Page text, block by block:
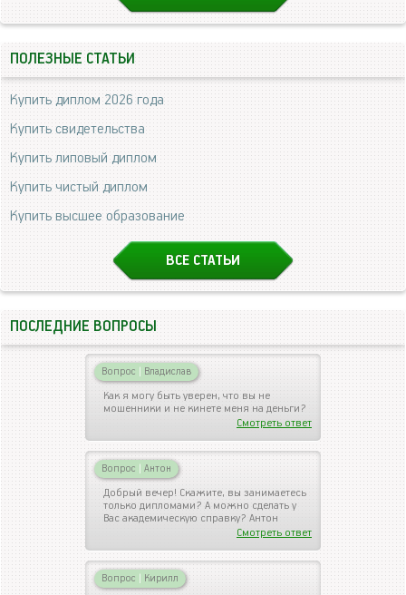
ПОЛЕЗНЫЕ СТАТЬИ
Купить диплом 2026 года
Купить свидетельства
Купить липовый диплом
Купить чистый диплом
Купить высшее образование
ВСЕ СТАТЬИ
ПОСЛЕДНИЕ ВОПРОСЫ
Вопрос | Владислав
Как я могу быть уверен, что вы не
мошенники и не кинете меня на деньги?
Смотреть ответ
Вопрос | Антон
Добрый вечер! Скажите, вы занимаетесь
только дипломами? А можно сделать у
Вас академическую справку? Антон
Смотреть ответ
Вопрос | Кирилл